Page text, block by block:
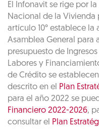
El Infonavit se rige por
Nacional de la Vivienda
artículo 10° establece la
Asamblea General para
presupuesto de
Labores y
de Crédito se
descrito en el Plan
para el año 2022 se
Financiero 2022-2026,
consultar el Plan